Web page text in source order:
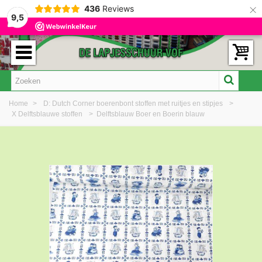
9,5
436 Reviews ×
Home > D: Dutch Corner boerenbont stoffen met ruitjes en stipjes
>
X Delftsblauwe stoffen
> Delftsblauw Boer en Boerin blauw